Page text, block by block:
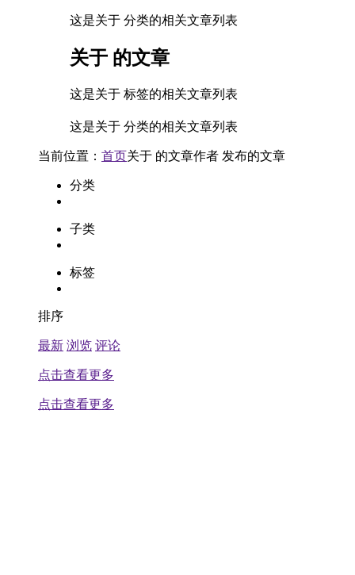
这是关于 分类的相关文章列表
关于 的文章
这是关于 标签的相关文章列表
这是关于 分类的相关文章列表
当前位置： 首页关于 的文章作者 发布的文章
分类
子类
标签
排序
最新 浏览 评论
点击查看更多
点击查看更多